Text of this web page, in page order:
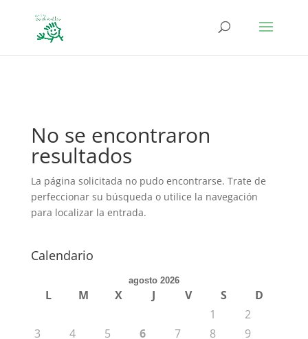
No se encontraron
resultados
La página solicitada no pudo encontrarse. Trate de
perfeccionar su búsqueda o utilice la navegación
para localizar la entrada.
Calendario
agosto 2026
L M X J V S
D
1
2
3
4 5 6 7 8
9